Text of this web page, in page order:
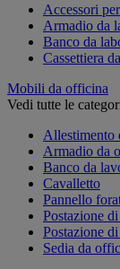
Accessori
Armadio da
Banco da
Cassettiera
Mobili da officina
Vedi tutte le
Allestimento
Armadio da
Banco da
Cavalletto
Pannello
Postazione
Postazione
Sedia da